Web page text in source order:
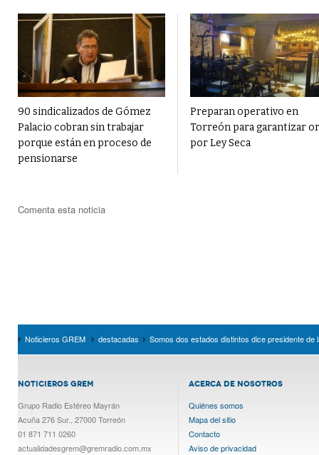
90 sindicalizados de Gómez
Palacio cobran sin trabajar
porque están en proceso de
pensionarse
Preparan operativo en
Torreón para garantizar
por Ley Seca
Comenta esta noticia
Noticieros GREM destacadas Somos dos estados distintos dice presidente
NOTICIEROS GREM
Grupo Radio Estéreo Mayrán
Acuña 276 Sur., 27000 Torreón
01 871 711 0260
actualidadesgrem@gremradio.com.mx
ACERCA DE NOSOTROS
Quiénes somos
Mapa del sitio
Contacto
Aviso de privacidad